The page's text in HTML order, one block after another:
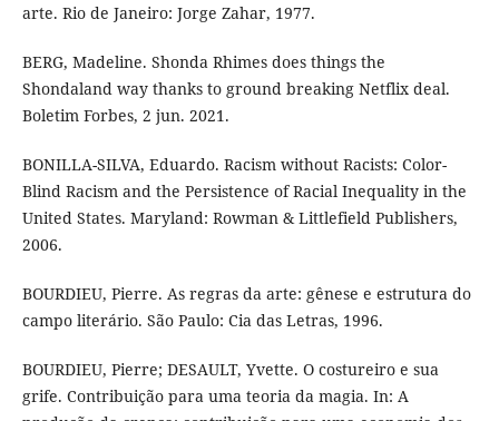
arte. Rio de Janeiro: Jorge Zahar, 1977.
BERG, Madeline. Shonda Rhimes does things the
Shondaland way thanks to ground breaking Netflix deal.
Boletim Forbes, 2 jun. 2021.
BONILLA-SILVA, Eduardo. Racism without Racists: Color-
Blind Racism and the Persistence of Racial Inequality in the
United States. Maryland: Rowman & Littlefield Publishers,
2006.
BOURDIEU, Pierre. As regras da arte: gênese e estrutura do
campo literário. São Paulo: Cia das Letras, 1996.
BOURDIEU, Pierre; DESAULT, Yvette. O costureiro e sua
grife. Contribuição para uma teoria da magia. In: A